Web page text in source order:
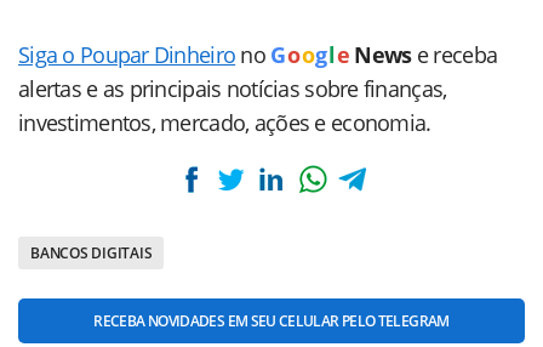
Siga o Poupar Dinheiro no Goog le News e receba
alertas e as principais notícias sobre finanças,
investimentos, mercado, ações e economia.
BANCOS DIGITAIS
RECEBA NOVIDADES EM SEU CELULAR PELO TELEGRAM